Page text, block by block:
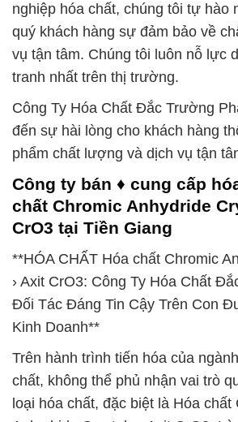
nghiệp hóa chất, chúng tôi tự hào
quý khách hàng sự đảm bảo về
vụ tận tâm. Chúng tôi luôn nỗ lực
tranh nhất trên thị trường.
Công Ty Hóa Chất Đắc Trường
đến sự hài lòng cho khách hàng
phẩm chất lượng và dịch vụ tận
Công ty bán ♦ cung cấp
chất Chromic Anhydride
CrO3 tại Tiền Giang
**HÓA CHẤT Hóa chất Chromic
› Axit CrO3: Công Ty Hóa Chất
Đối Tác Đáng Tin Cậy Trên Con
Kinh Doanh**
Trên hành trình tiến hóa của
chất, không thể phủ nhận vai trò
loại hóa chất, đặc biệt là Hóa chất